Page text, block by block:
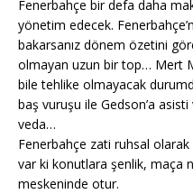
Fenerbahçe bir defa daha
yönetim edecek.
bakarsanız dönem özetini
olmayan uzun bir top… Mert
bile tehlike olmayacak
baş vuruşu ile Gedson’a
veda…
Fenerbahçe zati ruhsal
var ki konutlara şenlik, maça
meskeninde otur.